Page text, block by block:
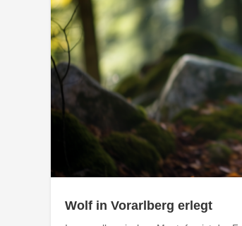
Wolf in Vorarlberg erlegt